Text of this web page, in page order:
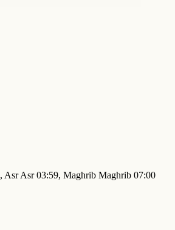
Asr Asr 03:59, Maghrib Maghrib 07:00